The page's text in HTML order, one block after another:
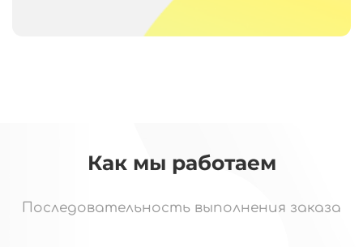
Как мы работаем
Последовательность выполнения заказа